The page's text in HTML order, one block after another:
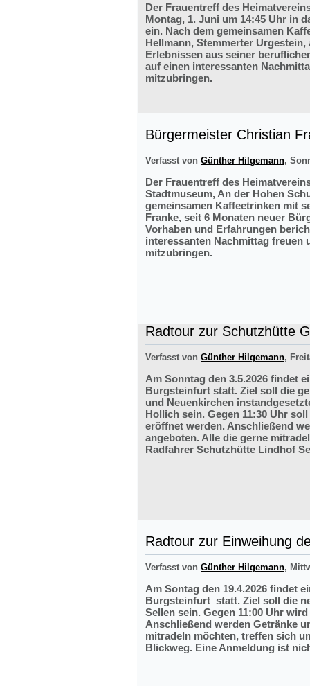
Der Frauentreff des
Montag, 1. Juni um 14:45 Uhr in
ein. Nach dem gemeinsamen
Hellmann, Stemmerter
Erlebnissen aus seiner
auf einen interessanten
mitzubringen.
Bürgermeister Christian
Verfasst von Günther Hilgemann,
Der Frauentreff des
Stadtmuseum, An der Hohen
gemeinsamen Kaffeetrinken mit
Franke, seit 6 Monaten neuer
Vorhaben und Erfahrungen
interessanten Nachmittag freuen
mitzubringen.
Radtour zur Schutzhütte
Verfasst von Günther Hilgemann,
Am Sonntag den 3.5.2026 findet
Burgsteinfurt statt. Ziel soll die
und Neuenkirchen
Hollich sein. Gegen 11:30 Uhr
eröffnet werden. Anschließend
angeboten. Alle die gerne
Radfahrer Schutzhütte Lindhof
Radtour zur Einweihung
Verfasst von Günther Hilgemann,
Am Sontag den 19.4.2026 findet
Burgsteinfurt statt. Ziel soll die
Sellen sein. Gegen 11:00 Uhr
Anschließend werden Getränke
mitradeln möchten, treffen sich
Blickweg. Eine Anmeldung ist